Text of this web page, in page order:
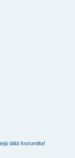
tältä foorumilta!